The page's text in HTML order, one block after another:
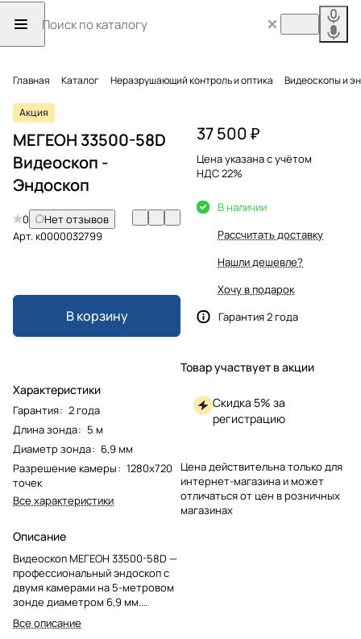
Главная Каталог Неразрушающий контроль и оптика Видеоскопы и
Акция
МЕГЕОН 33500-58D
Видеоскоп -
Эндоскоп
0
Нет отзывов
Арт.к0000032799
В корзину
Характеристики
Гарантия: 2 года
Длина зонда: 5 м
Диаметр зонда: 6,9 мм
Разрешение камеры: 1280х720
точек
Все характеристики
Описание
Видеоскоп МЕГЕОН 33500-58D —
профессиональный эндоскоп с
двумя камерами на 5-метровом
зонде диаметром 6,9 мм.
Оснащен 5-дюймовым HD-
дисплеем, записью фото и видео
Все описание
37 500 ₽
Цена указана с учётом
НДС 22%
В наличии
Рассчитать доставку
Нашли дешевле?
Хочу в подарок
Гарантия 2 года
Товар участвует в акции
Скидка 5% за
регистрацию
Цена действительна только для
интернет-магазина и может
отличаться от цен в розничных
магазинах